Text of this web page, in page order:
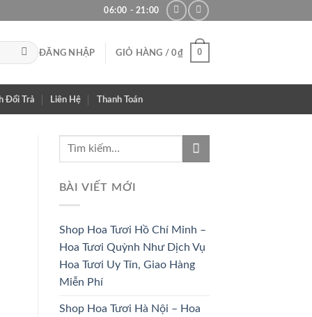
06:00 - 21:00
ĐĂNG NHẬP GIỎ HÀNG /0₫ 0
Đổi Trả Liên Hệ Thanh Toán
HOA CÔ
HOA KHAI
BÀI VIẾT MỚI
Shop Hoa Tươi Hồ Chí Minh –
Hoa Tươi Quỳnh Như Dịch Vụ
Hoa Tươi Uy Tín, Giao Hàng
Miễn Phí
Shop Hoa Tươi Hà Nội – Hoa